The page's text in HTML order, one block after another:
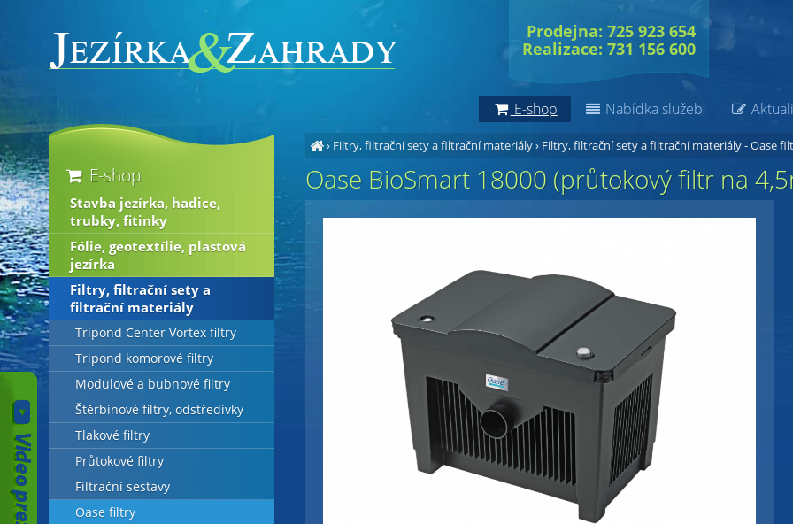
› Filtry, filtrační sety a filtrační materiály› Filtry, filtrační sety a filtrační materiály - Oase
Oase BioSmart 18000 (průtokový filtr na
E-shop
Stavba jezírka, hadice,
trubky, fitinky
Fólie, geotextílie, plastová
jezírka
Filtry, filtrační sety a
filtrační materiály
Tripond Center Vortex filtry
Tripond komorové filtry
Modulové a bubnové filtry
Štěrbinové filtry, odstředivky
Tlakové filtry
Průtokové filtry
Filtrační sestavy
Oase filtry
E-shop Nabídka služeb
Prodejna: 725 923 654
Realizace: 731 156 600